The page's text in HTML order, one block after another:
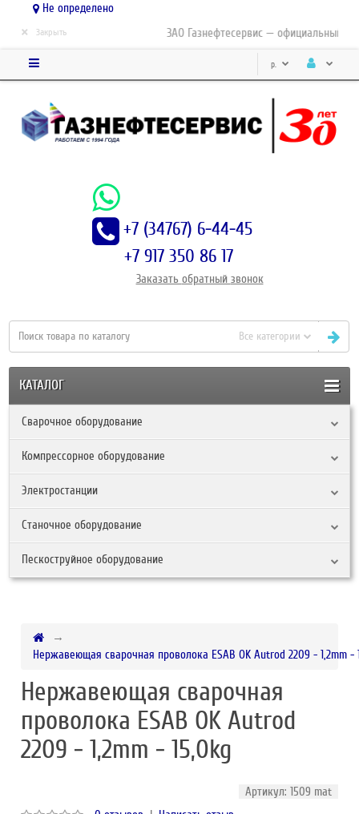
Не определено
ЗАО Газнефтесервис — официальный
× Закрыть
р.
+7 (34767) 6-44-45
+7 917 350 86 17
Заказать обратный звонок
Все категории
КАТАЛОГ
Сварочное оборудование
Компрессорное оборудование
Электростанции
Станочное оборудование
Пескоструйное оборудование
Нержавеющая сварочная проволока ESAB OK Autrod 2209 - 1,2mm -
Нержавеющая сварочная
проволока ESAB OK Autrod
2209 - 1,2mm - 15,0kg
Артикул: 1509 mat